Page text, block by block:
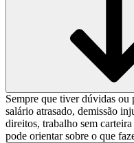
Sempre que tiver dúvidas ou
salário atrasado, demissão
direitos, trabalho sem
pode orientar sobre o que